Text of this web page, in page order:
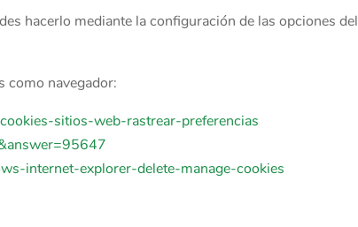
hacerlo mediante la configuración de las opciones del
como navegador:
sitios-web-rastrear-preferencias
internet-explorer-delete-manage-cookies